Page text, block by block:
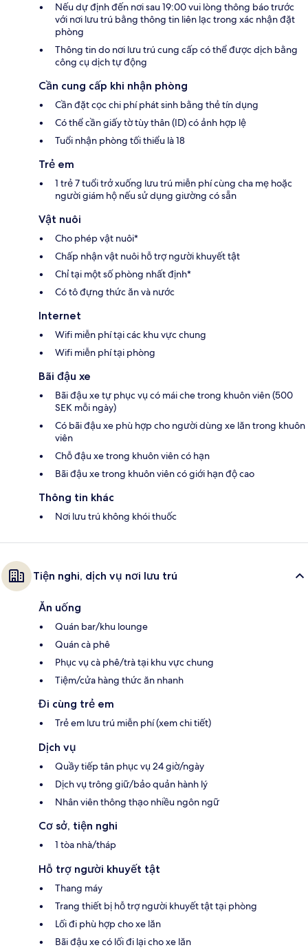
Nếu dự định đến nơi sau 19:00 vui lòng thông báo trước
với nơi lưu trú bằng thông tin liên lạc trong xác nhận đặt
phòng
Thông tin do nơi lưu trú cung cấp có thể được dịch bằng
công cụ dịch tự động
Cần cung cấp khi nhận phòng
Cần đặt cọc chi phí phát sinh bằng thẻ tín dụng
Có thể cần giấy tờ tùy thân (ID) có ảnh hợp lệ
Tuổi nhận phòng tối thiểu là 18
Trẻ em
1 trẻ 7 tuổi trở xuống lưu trú miễn phí cùng cha mẹ hoặc
người giám hộ nếu sử dụng giường có sẵn
Vật nuôi
Cho phép vật nuôi*
Chấp nhận vật nuôi hỗ trợ người khuyết tật
Chỉ tại một số phòng nhất định*
Có tô đựng thức ăn và nước
Internet
Wifi miễn phí tại các khu vực chung
Wifi miễn phí tại phòng
Bãi đậu xe
Bãi đậu xe tự phục vụ có mái che trong khuôn viên (500
SEK mỗi ngày)
Có bãi đậu xe phù hợp cho người dùng xe lăn trong khuôn
viên
Chỗ đậu xe trong khuôn viên có hạn
Bãi đậu xe trong khuôn viên có giới hạn độ cao
Thông tin khác
Nơi lưu trú không khói thuốc
Tiện nghi, dịch vụ nơi lưu trú
Ăn uống
Quán bar/khu lounge
Quán cà phê
Phục vụ cà phê/trà tại khu vực chung
Tiệm/cửa hàng thức ăn nhanh
Đi cùng trẻ em
Trẻ em lưu trú miễn phí (xem chi tiết)
Dịch vụ
Quầy tiếp tân phục vụ 24 giờ/ngày
Dịch vụ trông giữ/bảo quản hành lý
Nhân viên thông thạo nhiều ngôn ngữ
Cơ sở, tiện nghi
1 tòa nhà/tháp
Hỗ trợ người khuyết tật
Thang máy
Trang thiết bị hỗ trợ người khuyết tật tại phòng
Lối đi phù hợp cho xe lăn
Bãi đậu xe có lối đi lại cho xe lăn